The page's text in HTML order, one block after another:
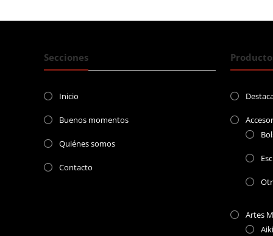
Secciones
Inicio
Buenos momentos
Quiénes somos
Contacto
Artes